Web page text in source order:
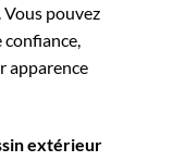
pouvez
confiance,
apparence
extérieur